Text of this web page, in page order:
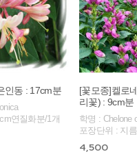
인동 : 17cm분
연질화분/1개
[꽃모종]켈로
리꽃) : 9cm분
학명 : Chelone
포장단위 : 지
4,500